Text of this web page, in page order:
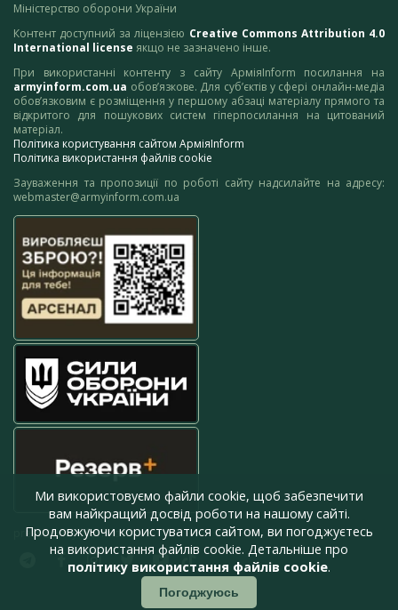
Міністерство оборони України
Контент доступний за ліцензією Creative Commons Attribution 4.0
International license якщо не зазначено інше.
При використанні контенту з сайту АрміяInform посилання на
armyinform.com.ua обов’язкове. Для суб’єктів у сфері онлайн-медіа
обов’язковим є розміщення у першому абзаці матеріалу прямого та
відкритого для пошукових систем гіперпосилання на цитований
матеріал.
Політика користування сайтом АрміяInform
Політика використання файлів cookie
Зауваження та пропозиції по роботі сайту надсилайте на адресу:
webmaster@armyinform.com.ua
press@armyinform.com.ua
Ми використовуємо файли cookie, щоб забезпечити
вам найкращий досвід роботи на нашому сайті.
Продовжуючи користуватися сайтом, ви погоджуєтесь
на використання файлів cookie. Детальніше про
політику використання файлів cookie.
Погоджуюсь